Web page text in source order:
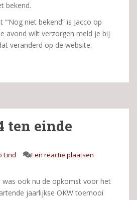
bekend.
niet bekend” is Jacco op
avond wilt verzorgen meld je bij
veranderd op de website.
ten einde
Lind Een reactie plaatsen
was ook nu de opkomst voor het
jaarlijkse OKW toernooi